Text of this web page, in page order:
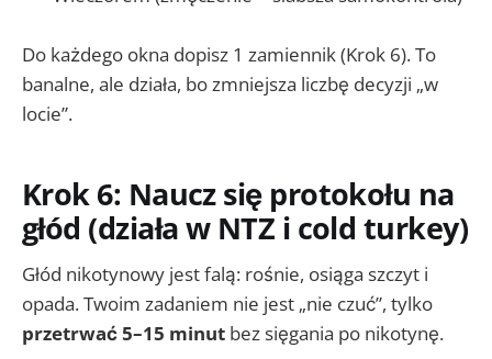
Do każdego okna dopisz 1 zamiennik (Krok 6). To
banalne, ale działa, bo zmniejsza liczbę decyzji „w
locie”.
Krok 6: Naucz się protokołu na
głód (działa w NTZ i cold turkey)
Głód nikotynowy jest falą: rośnie, osiąga szczyt i
opada. Twoim zadaniem nie jest „nie czuć”, tylko
przetrwać 5–15 minut bez sięgania po nikotynę.